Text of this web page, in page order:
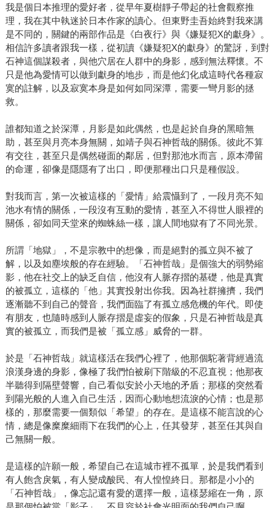
我是個日本推理的愛好者，從早年夏樹靜子帶起的社會觀察推
理，我在其中執迷於日本作家的讀心。但東野圭吾始終對我來講
是不同的，關鍵的兩部作品是《白夜行》與《嫌疑犯X的獻身》。
相信許多讀者跟我一樣，從初讀《嫌疑犯X的獻身》的驚訝，到對
石神這個謀殺者，與他穴居在人群中的身影，感到無法釋懷。不
只是他為愛情可以做到獻身的地步，而是他幻化成這時代各種寂
寞的註解，以及寂寞本身是如何如同深潭，需要一彎月影的拯
救。
誰都知道之於深潭，月影是如此偶然，也是起於自身的黑暗無
助，甚至與月亮本身無關，如靖子與石神哲哉的關係。彼此不算
有交往，甚至只是偶然碰面的鄰居，但對那池水而言，原本滯留
的命運，卻像是隱隱有了出口，即便那種出口只是種假設。
對我而言，第一次被這樣的「愛情」給震懾到了，一段月亮不知
池水有情的關係，一段沒有互動的愛情，甚至入不得世人眼裡的
關係，卻如同天堂來的蜘蛛絲一樣，讓人間地獄有了不同光景。
所謂「地獄」，不是宗教中的想像，而是絕對的孤立與不被了
解，以及如塵埃般的存在經驗。「石神哲哉」是個強大的弱勢縮
影，他在社交上的缺乏自信，他沒有人脈存摺的基礎，他是真實
的被孤立，這樣的「他」其實投射出你我。因為社群擁擠，我們
逐漸聽不到自己的聲音，我們面臨了有孤立感危機的年代。即使
有朋友，也隨時感到人脈存摺是虛妄的假象，只是石神哲哉是真
實的被孤立，而我們是被「孤立感」威脅的一群。
於是「石神哲哉」就這樣活在我們心裡了，他那個駝著背經過流
浪漢身邊的身影，像極了我們怕被刷下階級的不忍直視；他那夜
半聽得到隔壁聲響，自己看似安於小天地的矛盾；那樣的突然看
到陽光般的人進入自己生活，因而心動地想流淚的心情；也是那
樣的，那麼需要一個類似「希望」的存在。是這樣不能言說的心
情，總是像糜糜細雨下在我們的心上，任其發芽，甚至任其與自
己無關一般。
是這樣的許願一般，希望自己在這城市裡不孤單，於是我們看到
有人飽含戾氣，有人變成酸民、有人惶惶終日。那都是小小的
「石神哲哉」，像忘記還有愛的選擇一般，這樣瑟縮在一角，原